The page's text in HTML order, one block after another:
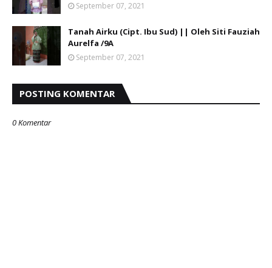
September 07, 2021
Tanah Airku (Cipt. Ibu Sud) || Oleh Siti Fauziah
Aurelfa /9A
September 07, 2021
POSTING KOMENTAR
0 Komentar